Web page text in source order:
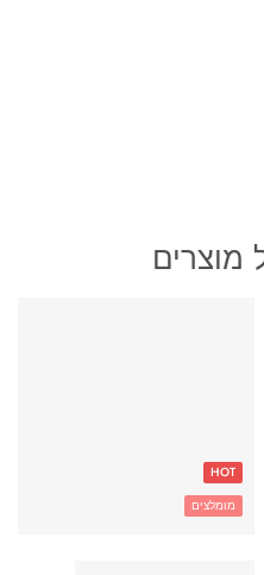
מוצרים
HOT
מומלצים